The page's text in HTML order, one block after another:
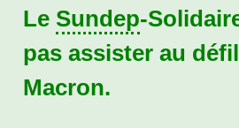
Le Sundep-
pas assister au
Macron.